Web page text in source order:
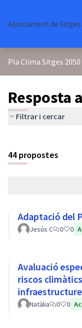
Ajuntament de Sitges
Pla Clima Sitges 2050
Resposta
Filtrar i cercar
44 propostes
Adaptació del
Jesús C 0 0
Avaluació
riscos
Natàlia 0 0